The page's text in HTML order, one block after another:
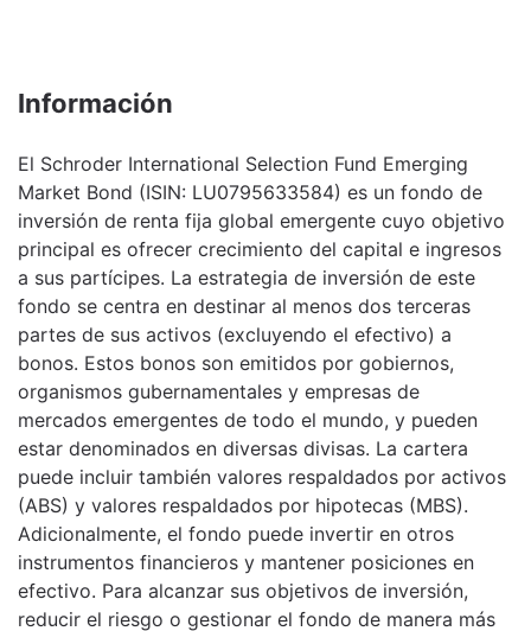
Información
El Schroder International Selection Fund Emerging
Market Bond (ISIN: LU0795633584) es un fondo de
inversión de renta fija global emergente cuyo objetivo
principal es ofrecer crecimiento del capital e ingresos
a sus partícipes. La estrategia de inversión de este
fondo se centra en destinar al menos dos terceras
partes de sus activos (excluyendo el efectivo) a
bonos. Estos bonos son emitidos por gobiernos,
organismos gubernamentales y empresas de
mercados emergentes de todo el mundo, y pueden
estar denominados en diversas divisas. La cartera
puede incluir también valores respaldados por activos
(ABS) y valores respaldados por hipotecas (MBS).
Adicionalmente, el fondo puede invertir en otros
instrumentos financieros y mantener posiciones en
efectivo. Para alcanzar sus objetivos de inversión,
reducir el riesgo o gestionar el fondo de manera más